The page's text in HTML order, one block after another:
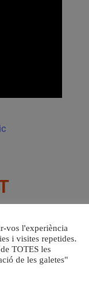
vos l'experiència
i visites repetides.
TOTES les
de les galetes"